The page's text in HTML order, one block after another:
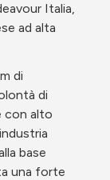
Italia,
ad alta
di
di
con alto
base
una forte